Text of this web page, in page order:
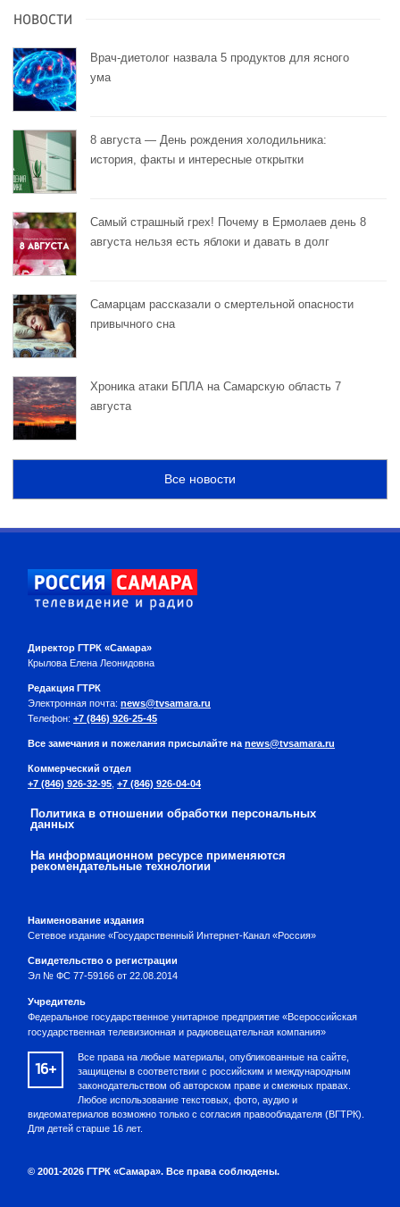
НОВОСТИ
Врач-диетолог назвала 5 продуктов для ясного
ума
8 августа — День рождения холодильника:
история, факты и интересные открытки
Самый страшный грех! Почему в Ермолаев день 8
августа нельзя есть яблоки и давать в долг
Самарцам рассказали о смертельной опасности
привычного сна
Хроника атаки БПЛА на Самарскую область 7
августа
Все новости
Директор ГТРК «Самара»
Крылова Елена Леонидовна
Редакция ГТРК
Электронная почта: news@tvsamara.ru
Телефон: +7 (846) 926-25-45
Все замечания и пожелания присылайте на news@tvsamara.ru
Коммерческий отдел
+7 (846) 926-32-95 +7 (846) 926-04-04
Политика в отношении обработки персональных
данных
На информационном ресурсе применяются
рекомендательные технологии
Наименование издания
Сетевое издание «Государственный Интернет-Канал «Россия»
Свидетельство о регистрации
Эл № ФС 77-59166 от 22.08.2014
Учредитель
Федеральное государственное унитарное предприятие «Всероссийская
государственная телевизионная и радиовещательная компания»
16+
Все права на любые материалы, опубликованные на сайте,
защищены в соответствии с российским и международным
законодательством об авторском праве и смежных правах.
Любое использование текстовых, фото, аудио и
видеоматериалов возможно только с согласия правообладателя (ВГТРК).
Для детей старше 16 лет.
© 2001-2026 ГТРК «Самара». Все права соблюдены.